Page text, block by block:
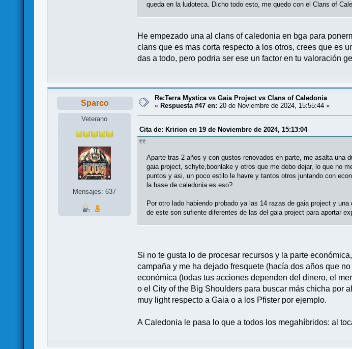
queda en la ludoteca. Dicho todo esto, me quedo con el Clans of
He empezado una al clans of caledonia en bga para
clans que es mas corta respecto a los otros, crees que es
das a todo, pero podria ser ese un factor en tu valoración
Sparco
Veterano
Mensajes: 637
Re:Terra Mystica vs Gaia Project vs Clans of Caledonia
« Respuesta #47 en: 20 de Noviembre de 2024, 15:55:44 »
Cita de: Kririon en 19 de Noviembre de 2024, 15:13:04
Aparte tras 2 años y con gustos renovados en parte, me asalta una
gaia project, schyte,boonlake y otros que me debo dejar, lo que no
puntos y asi, un poco estilo le havre y tantos otros juntando con
la base de caledonia es eso?
Por otro lado habiendo probado ya las 14 razas de gaia project y
de este son sufiente diferentes de las del gaia project para aportar
Si no te gusta lo de procesar recursos y la parte
campaña y me ha dejado fresquete (hacía dos años que
económica (todas tus acciones dependen del dinero, el
o el City of the Big Shoulders para buscar más chicha por
muy light respecto a Gaia o a los Pfister por ejemplo.
A Caledonia le pasa lo que a todos los megahíbridos: al